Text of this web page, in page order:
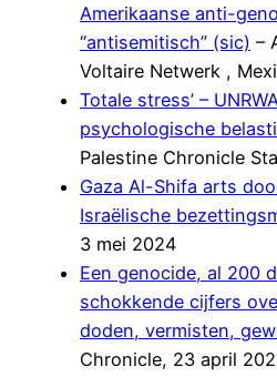
Amerikaanse anti-
“antisemitisch” (sic) –
Voltaire Netwerk ,
Totale stress’ –
psychologische
Palestine Chronicle
Gaza Al-Shifa arts
Israëlische
3 mei 2024
Een genocide, al 200
schokkende cijfers
doden, vermisten,
Chronicle, 23 april